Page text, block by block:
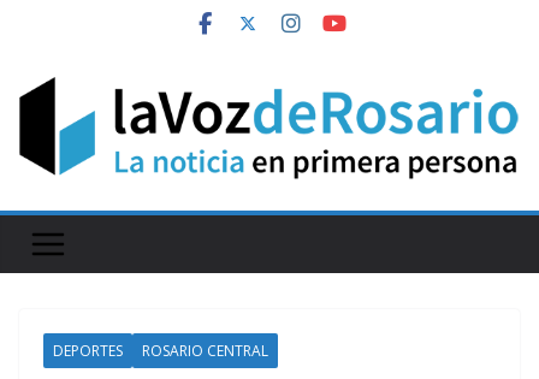
content
DEPORTES ROSARIO CENTRAL